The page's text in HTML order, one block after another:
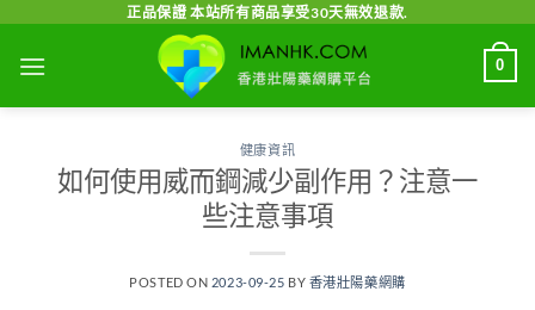
content
正品保證 本站所有商品享受30天無效退款.
0
健康資訊
如何使用威而鋼減少副作用？注意一
些注意事項
POSTED ON 2023-09-25 BY 香港壯陽藥網購